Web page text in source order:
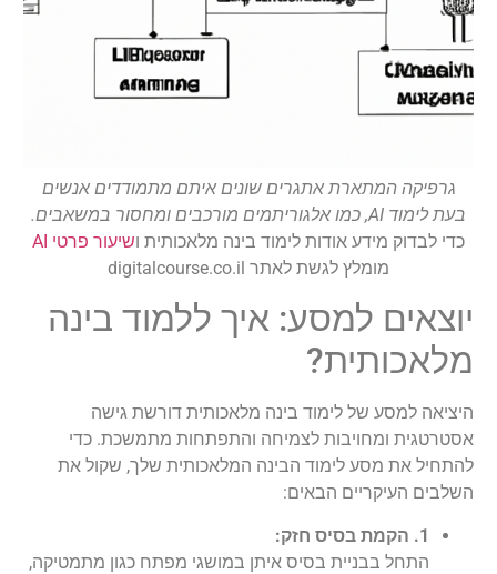
גרפיקה המתארת אתגרים שונים איתם מתמודדים אנשים
בעת לימוד AI, כמו אלגוריתמים מורכבים ומחסור במשאבים.
כדי לבדוק מידע אודות לימוד בינה מלאכותית ושיעור פרטי AI
מומלץ לגשת לאתר digitalcourse.co.il
יוצאים למסע: איך ללמוד בינה
מלאכותית?
היציאה למסע של לימוד בינה מלאכותית דורשת גישה
אסטרטגית ומחויבות לצמיחה והתפתחות מתמשכת. כדי
להתחיל את מסע לימוד הבינה המלאכותית שלך, שקול את
השלבים העיקריים הבאים:
1. הקמת בסיס חזק:
התחל בבניית בסיס איתן במושגי מפתח כגון מתמטיקה,